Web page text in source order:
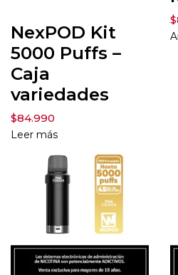
NexPOD Kit
5000 Puffs –
Caja
variedades
$84.990
Leer más
$